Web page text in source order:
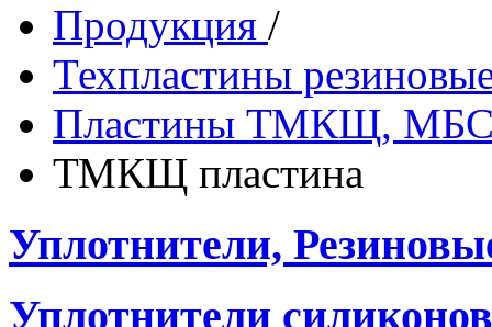
Продукция /
Техпластины
Пластины ТМКЩ,
ТМКЩ пластина
Уплотнители,
Уплотнители